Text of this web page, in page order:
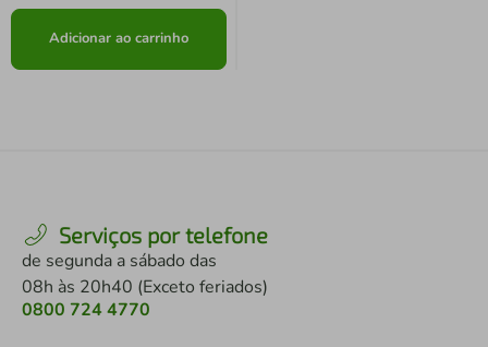
Adicionar ao carrinho
Serviços por telefone
de segunda a sábado das
08h às 20h40 (Exceto feriados)
0800 724 4770